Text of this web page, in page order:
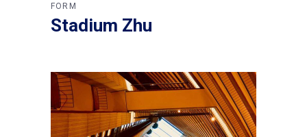
FORM
Stadium Zhu